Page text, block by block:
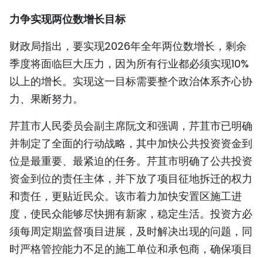
力争实现两位数增长目标
财政局指出，要实现2026年全年两位数增长，剩余
季度将面临巨大压力，因为所有行业都必须实现10%
以上的增长。实现这一目标需要整个政治体系齐心协
力、果断努力。
芹苴市人民委员会副主席阮文和强调，芹苴市已明确
并制定了全面的行动战略，其中加快公共投资资金到
位是最重要、最紧迫的任务。芹苴市明确了公共投资
资金到位的责任主体，并下放了项目征地拆迁的权力
和责任，更贴近民众。该市着力加快安置区施工进
度，使民众能够尽快拥有新家，稳定生活。投资方必
须每周定期监督项目进展，及时解决出现的问题，同
时严格管控能力不足的施工单位和承包商，确保项目